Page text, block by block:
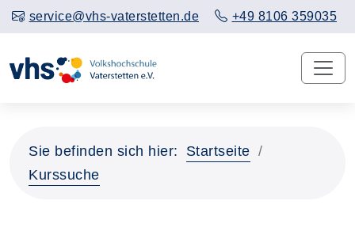
service@vhs-vaterstetten.de +49 8106 359035
Sie befinden sich hier:
Startseite
Kurssuche